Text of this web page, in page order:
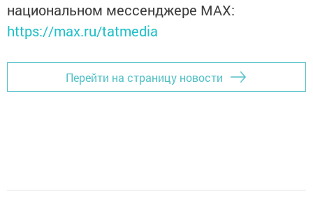
национальном мессенджере MАХ:
https://max.ru/tatmedia
Перейти на страницу новости